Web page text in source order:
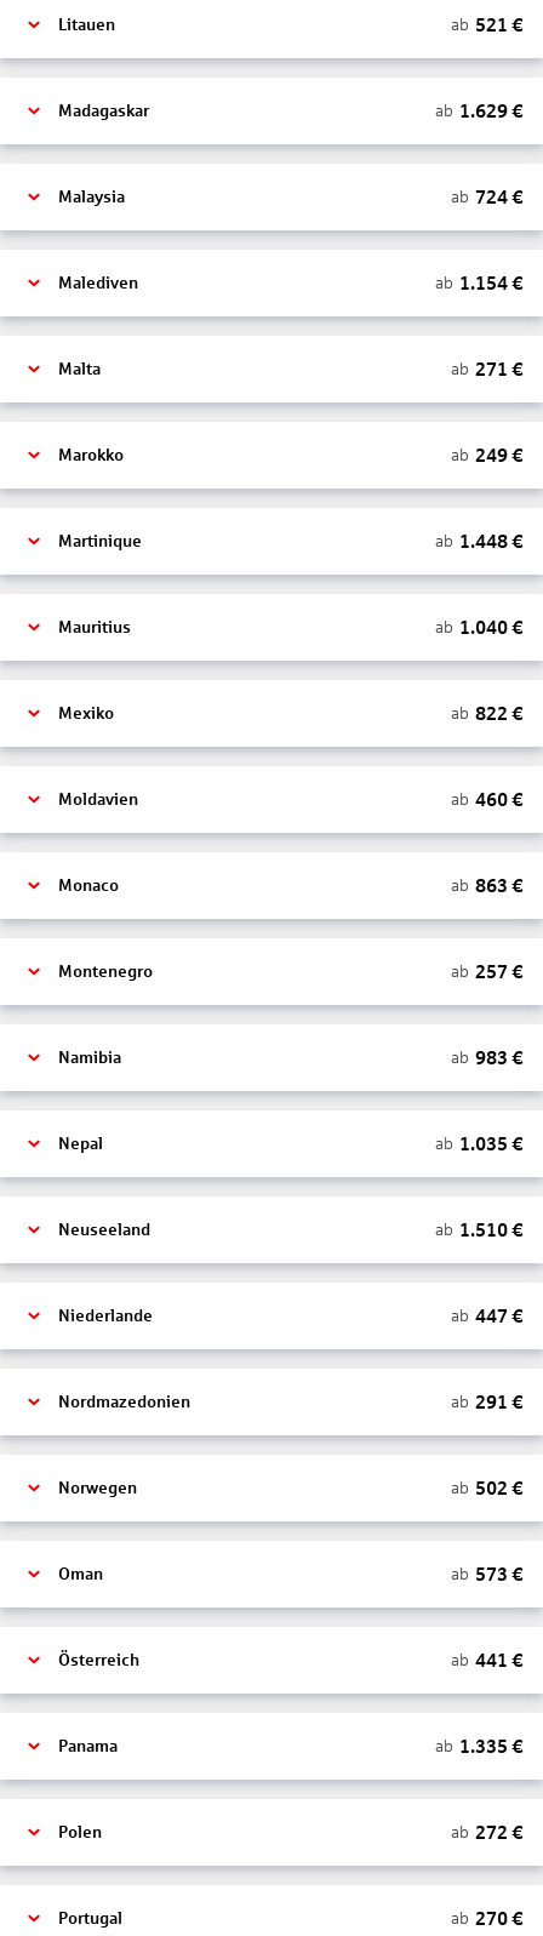
Litauen ab 521 €
Madagaskar ab 1.629€
Malaysia ab 724€
Malediven ab 1.154€
Malta ab 271 €
Marokko ab 249€
Martinique ab 1.448€
Mauritius ab 1.040€
Mexiko ab 822 €
Moldavien ab 460€
Monaco ab 863 €
Montenegro ab 257 €
Namibia ab 983 €
Nepal ab 1.035 €
Neuseeland ab 1.510€
Niederlande ab 447 €
Nordmazedonien ab 291 €
Norwegen ab 502 €
Oman ab 573 €
Österreich ab 441 €
Panama ab 1.335 €
Polen ab 272 €
Portugal ab 270€